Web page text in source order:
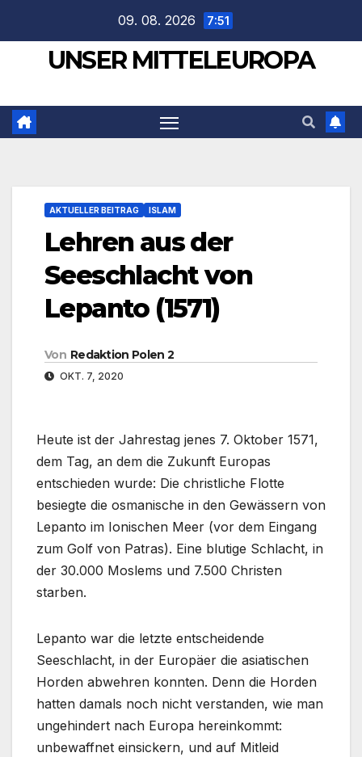
springen
09. 08. 2026 7:51
UNSER MITTELEUROPA
AKTUELLER BEITRAG ISLAM
Lehren aus der
Seeschlacht von
Lepanto (1571)
Von Redaktion Polen 2
OKT. 7, 2020
Heute ist der Jahrestag jenes 7. Oktober 1571,
dem Tag, an dem die Zukunft Europas
entschieden wurde: Die christliche Flotte
besiegte die osmanische in den Gewässern von
Lepanto im Ionischen Meer (vor dem Eingang
zum Golf von Patras). Eine blutige Schlacht, in
der 30.000 Moslems und 7.500 Christen
starben.
Lepanto war die letzte entscheidende
Seeschlacht, in der Europäer die asiatischen
Horden abwehren konnten. Denn die Horden
hatten damals noch nicht verstanden, wie man
ungehindert nach Europa hereinkommt:
unbewaffnet einsickern, und auf Mitleid